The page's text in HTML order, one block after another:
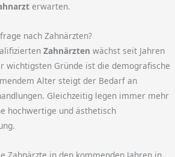
erwarten.
nach Zahnärzten?
Zahnärzten wächst seit Jahren
wichtigsten Gründe ist die demografische
Alter steigt der Bedarf an
Gleichzeitig legen immer mehr
hochwertige und ästhetisch